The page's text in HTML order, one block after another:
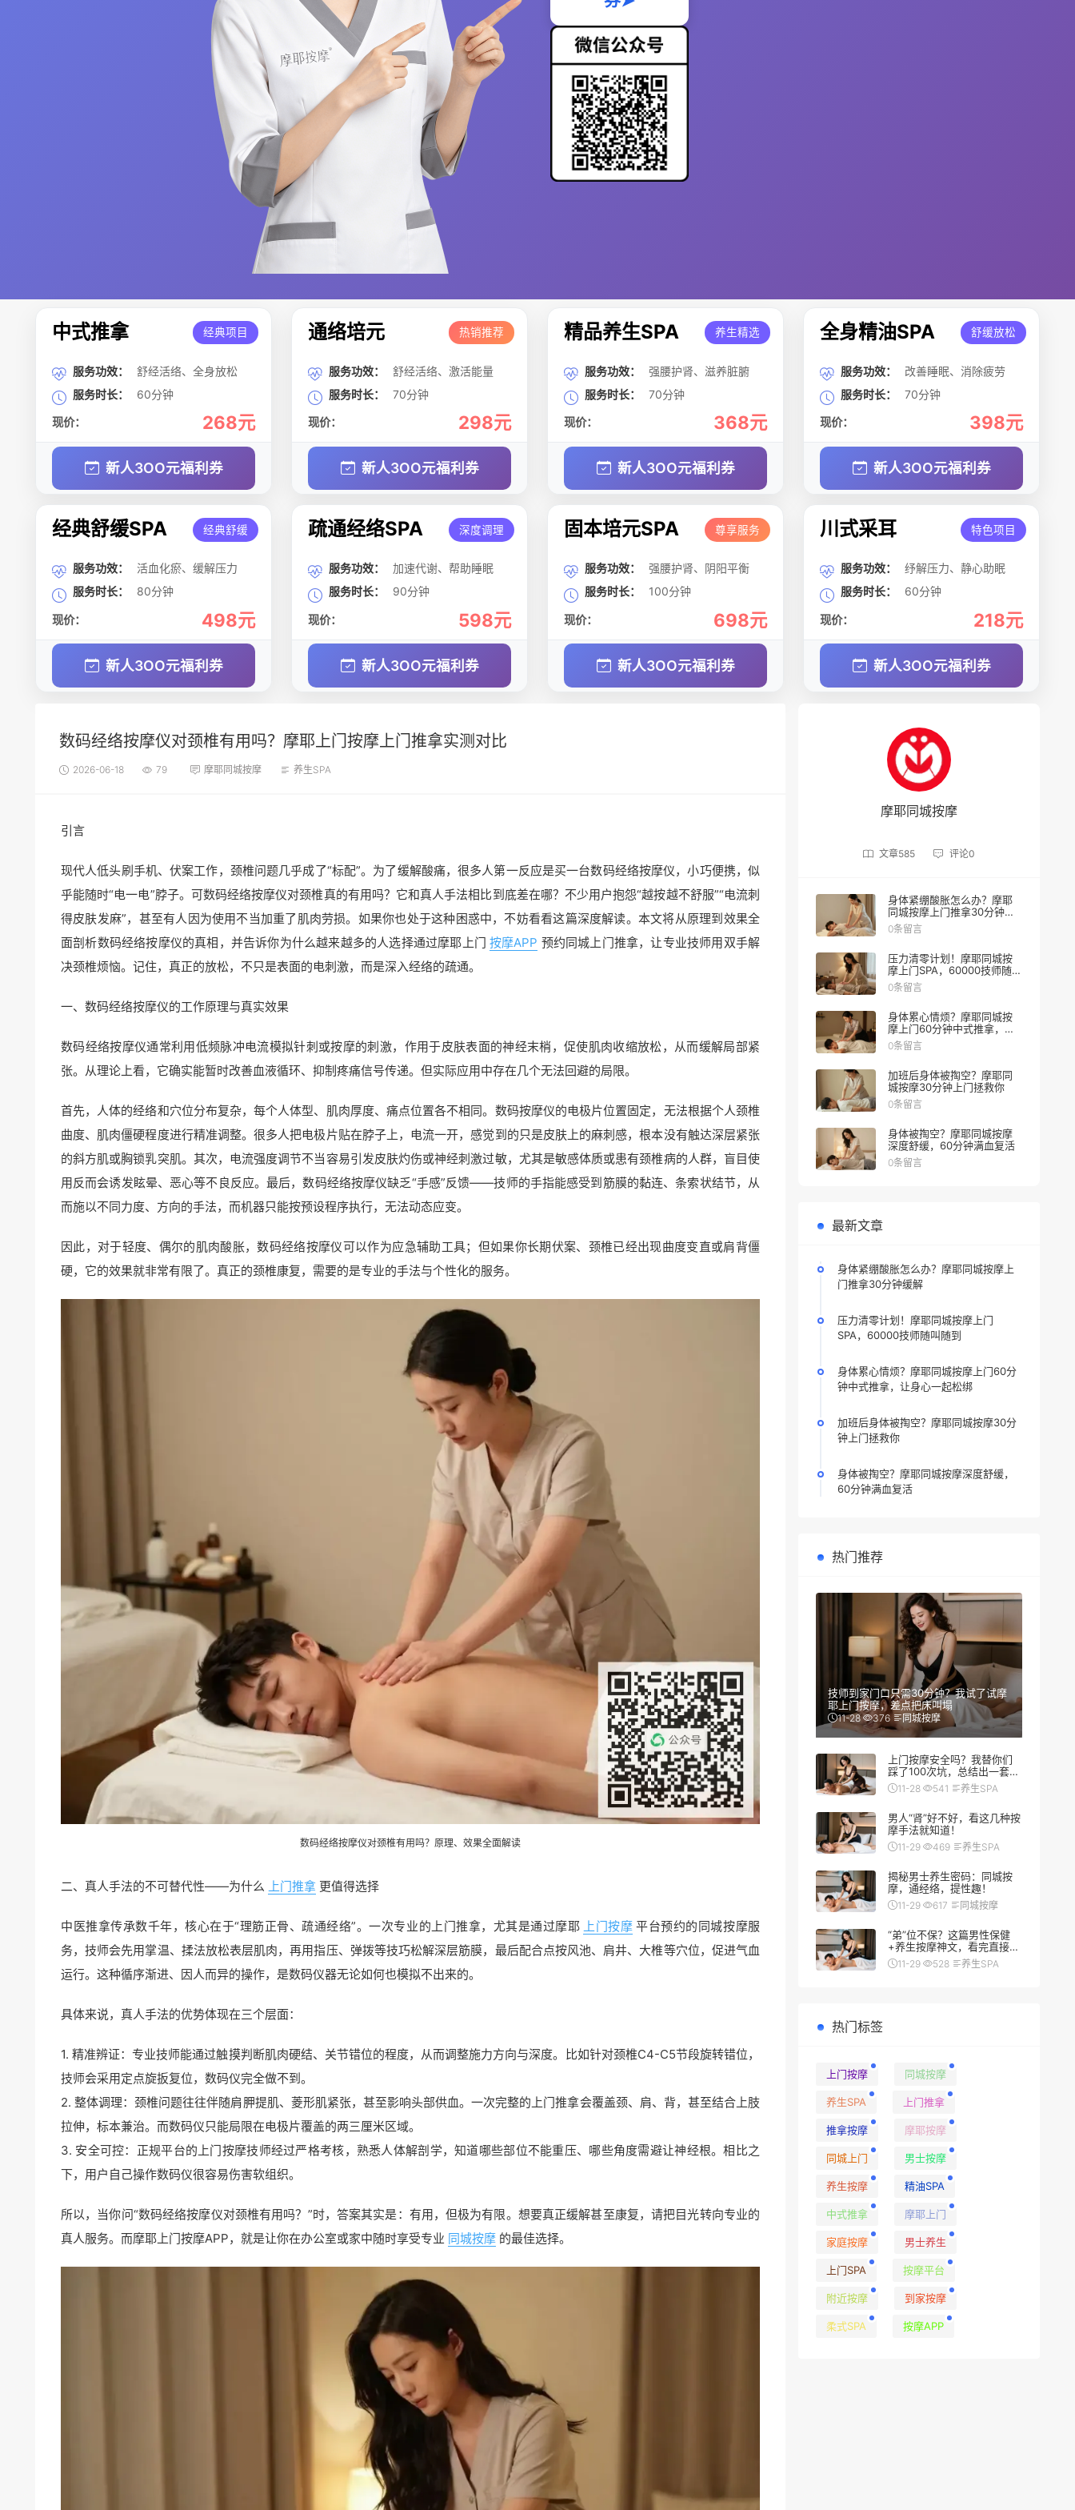
中式推拿 经典项目
服务功效：
舒经活络、全身放松
服务时长：
60分钟
现价： 268元
新人3OO元福利券
通络培元 热销推荐
服务功效：
舒经活络、激活能量
服务时长：
70分钟
现价： 298元
新人3OO元福利券
精品养生SPA 养生精选
服务功效：
强腰护肾、滋养脏腑
服务时长：
70分钟
现价： 368元
新人3OO元福利券
全身精油SPA 舒缓放松
服务功效：
改善睡眠、消除疲劳
服务时长：
70分钟
现价： 398元
新人3OO元福利券
经典舒缓SPA 经典舒缓
服务功效：
活血化瘀、缓解压力
服务时长：
80分钟
现价： 498元
新人3OO元福利券
疏通经络SPA 深度调理
服务功效：
加速代谢、帮助睡眠
服务时长：
90分钟
现价： 598元
新人3OO元福利券
固本培元SPA 尊享服务
服务功效：
强腰护肾、阴阳平衡
服务时长：
100分钟
现价： 698元
新人3OO元福利券
川式采耳 特色项目
服务功效：
纾解压力、静心助眠
服务时长：
60分钟
现价： 218元
新人3OO元福利券
数码经络按摩仪对颈椎有用吗？摩耶上门按摩上门推拿实测对比
2026-06-18 79 摩耶同城按摩 养生SPA
引言
现代人低头刷手机、伏案工作，颈椎问题几乎成了“标配”。为了缓解酸痛，很多人第一反应是买一台数码经络按摩仪，小巧便携，似
乎能随时“电一电”脖子。可数码经络按摩仪对颈椎真的有用吗？它和真人手法相比到底差在哪？不少用户抱怨“越按越不舒服”“电流刺
得皮肤发麻”，甚至有人因为使用不当加重了肌肉劳损。如果你也处于这种困惑中，不妨看看这篇深度解读。本文将从原理到效果全
面剖析数码经络按摩仪的真相，并告诉你为什么越来越多的人选择通过摩耶上门 按摩APP 预约同城上门推拿，让专业技师用双手解
决颈椎烦恼。记住，真正的放松，不只是表面的电刺激，而是深入经络的疏通。
一、数码经络按摩仪的工作原理与真实效果
数码经络按摩仪通常利用低频脉冲电流模拟针刺或按摩的刺激，作用于皮肤表面的神经末梢，促使肌肉收缩放松，从而缓解局部紧
张。从理论上看，它确实能暂时改善血液循环、抑制疼痛信号传递。但实际应用中存在几个无法回避的局限。
首先，人体的经络和穴位分布复杂，每个人体型、肌肉厚度、痛点位置各不相同。数码按摩仪的电极片位置固定，无法根据个人颈椎
曲度、肌肉僵硬程度进行精准调整。很多人把电极片贴在脖子上，电流一开，感觉到的只是皮肤上的麻刺感，根本没有触达深层紧张
的斜方肌或胸锁乳突肌。其次，电流强度调节不当容易引发皮肤灼伤或神经刺激过敏，尤其是敏感体质或患有颈椎病的人群，盲目使
用反而会诱发眩晕、恶心等不良反应。最后，数码经络按摩仪缺乏“手感”反馈——技师的手指能感受到筋膜的黏连、条索状结节，从
而施以不同力度、方向的手法，而机器只能按预设程序执行，无法动态应变。
因此，对于轻度、偶尔的肌肉酸胀，数码经络按摩仪可以作为应急辅助工具；但如果你长期伏案、颈椎已经出现曲度变直或肩背僵
硬，它的效果就非常有限了。真正的颈椎康复，需要的是专业的手法与个性化的服务。
数码经络按摩仪对颈椎有用吗？原理、效果全面解读
二、真人手法的不可替代性——为什么 上门推拿 更值得选择
中医推拿传承数千年，核心在于“理筋正骨、疏通经络”。一次专业的上门推拿，尤其是通过摩耶 上门按摩 平台预约的同城按摩服
务，技师会先用掌温、揉法放松表层肌肉，再用指压、弹拨等技巧松解深层筋膜，最后配合点按风池、肩井、大椎等穴位，促进气血
运行。这种循序渐进、因人而异的操作，是数码仪器无论如何也模拟不出来的。
具体来说，真人手法的优势体现在三个层面：
1. 精准辨证：专业技师能通过触摸判断肌肉硬结、关节错位的程度，从而调整施力方向与深度。比如针对颈椎C4-C5节段旋转错位，
技师会采用定点旋扳复位，数码仪完全做不到。
2. 整体调理：颈椎问题往往伴随肩胛提肌、菱形肌紧张，甚至影响头部供血。一次完整的上门推拿会覆盖颈、肩、背，甚至结合上肢
拉伸，标本兼治。而数码仪只能局限在电极片覆盖的两三厘米区域。
3. 安全可控：正规平台的上门按摩技师经过严格考核，熟悉人体解剖学，知道哪些部位不能重压、哪些角度需避让神经根。相比之
下，用户自己操作数码仪很容易伤害软组织。
所以，当你问“数码经络按摩仪对颈椎有用吗？”时，答案其实是：有用，但极为有限。想要真正缓解甚至康复，请把目光转向专业的
真人服务。而摩耶上门按摩APP，就是让你在办公室或家中随时享受专业 同城按摩 的最佳选择。
摩耶同城按摩
文章585 评论0
身体紧绷酸胀怎么办？摩耶
同城按摩上门推拿30分钟缓
解
0条留言
压力清零计划！摩耶同城按
摩上门SPA，60000技师随叫
随到
0条留言
身体累心情烦？摩耶同城按
摩上门60分钟中式推拿，让
身心一起松绑
0条留言
加班后身体被掏空？摩耶同
城按摩30分钟上门拯救你
0条留言
身体被掏空？摩耶同城按摩
深度舒缓，60分钟满血复活
0条留言
最新文章
身体紧绷酸胀怎么办？摩耶同城按摩上
门推拿30分钟缓解
压力清零计划！摩耶同城按摩上门
SPA，60000技师随叫随到
身体累心情烦？摩耶同城按摩上门60分
钟中式推拿，让身心一起松绑
加班后身体被掏空？摩耶同城按摩30分
钟上门拯救你
身体被掏空？摩耶同城按摩深度舒缓，
60分钟满血复活
热门推荐
技师到家门口只需30分钟？我试了试摩
耶上门按摩，差点把床叫塌
11-28 376 同城按摩
上门按摩安全吗？我替你们
踩了100次坑，总结出一套防
翻车秘籍
11-28 541 养生SPA
男人“肾”好不好，看这几种按
摩手法就知道！
11-29 469 养生SPA
揭秘男士养生密码：同城按
摩，通经络，提性趣！
11-29 617 同城按摩
“弟”位不保？这篇男性保健
+养生按摩神文，看完直接硬
（朗）了
11-29 528 养生SPA
热门标签
上门按摩 同城按摩
养生SPA 上门推拿
推拿按摩 摩耶按摩
同城上门 男士按摩
养生按摩 精油SPA
中式推拿 摩耶上门
家庭按摩 男士养生
上门SPA 按摩平台
附近按摩 到家按摩
柔式SPA 按摩APP